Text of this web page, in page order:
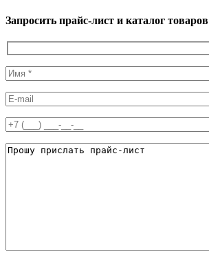
Запросить прайс-лист и каталог товаров